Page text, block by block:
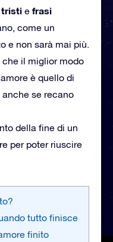
tristi e frasi
come un
e non sarà mai più.
che il miglior modo
è quello di
se recano
della fine di un
per poter riuscire
tutto finisce
finito